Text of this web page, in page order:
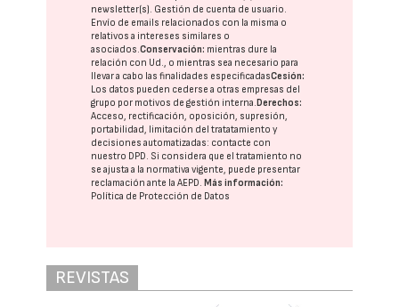
newsletter(s). Gestión de cuenta de usuario.
Envío de emails relacionados con la misma o
relativos a intereses similares o
asociados.Conservación: mientras dure la
relación con Ud., o mientras sea necesario para
llevar a cabo las finalidades especificadasCesión:
Los datos pueden cederse a otras empresas del
grupo por motivos de gestión interna. Derechos:
Acceso, rectificación, oposición, supresión,
portabilidad, limitación del tratatamiento y
decisiones automatizadas: contacte con
nuestro DPD. Si considera que el tratamiento no
se ajusta a la normativa vigente, puede presentar
reclamación ante laAEPD. Más información:
Política de Protección de Datos
REVISTAS